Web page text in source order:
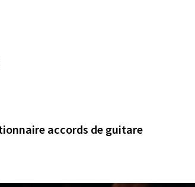
accords de guitare